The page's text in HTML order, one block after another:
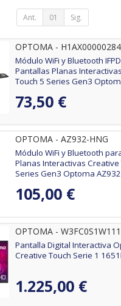
Ant. 01 Sig.
OPTOMA - H1AX00000284
Módulo WiFi y Bluetooth
Pantallas Planas
Touch 5 Series Gen3
73,50 €
OPTOMA - AZ932-HNG
Módulo WiFi y Bluetooth
Planas Interactivas Creative
Series Gen3 Optoma
105,00 €
OPTOMA - W3FC0S1W111
Pantalla Digital Interactiva
Creative Touch Serie 1
1.225,00 €